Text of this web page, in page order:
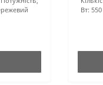
Вт: 550